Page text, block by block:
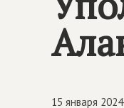
15 января 2024